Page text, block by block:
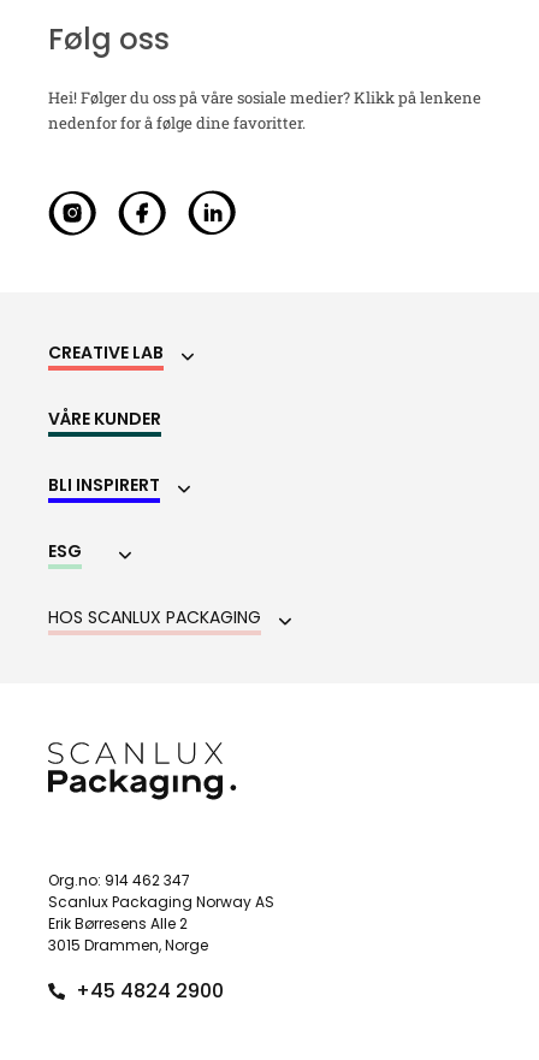
Følg oss
Hei! Følger du oss på våre sosiale medier? Klikk på lenkene
nedenfor for å følge dine favoritter.
CREATIVE LAB
VÅRE KUNDER
BLI INSPIRERT
ESG
HOS SCANLUX PACKAGING
Org.no: 914 462 347
Scanlux Packaging Norway AS
Erik Børresens Alle 2
3015 Drammen, Norge
+45 4824 2900